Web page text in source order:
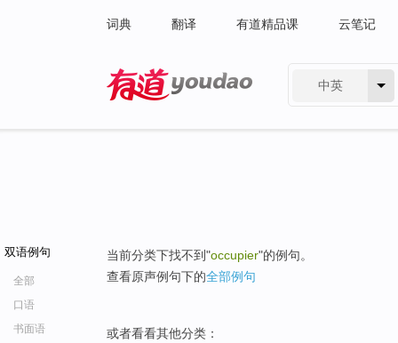
词典 翻译 有道精品课 云笔记
中英
双语例句
全部
口语
书面语
当前分类下找不到"occupier"的例句。
查看原声例句下的全部例句
或者看看其他分类：